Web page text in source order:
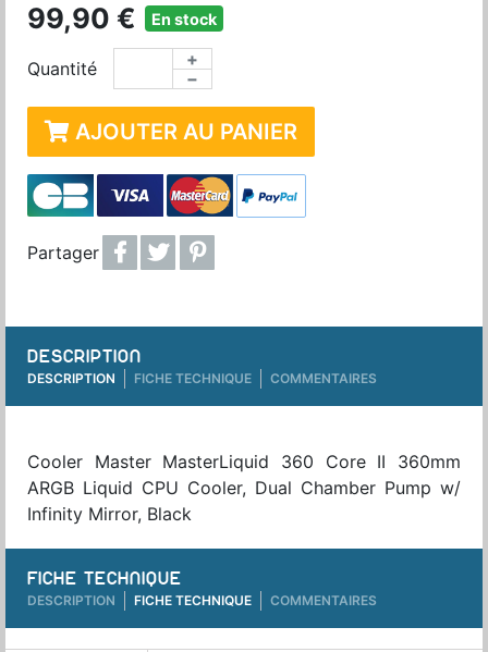
99,90 € En stock
Quantité −
+
AJOUTER AU PANIER
Partager
DESCRIPTION
DESCRIPTION FICHE TECHNIQUE COMMENTAIRES
Cooler Master MasterLiquid 360 Core II 360mm
ARGB Liquid CPU Cooler, Dual Chamber Pump w/
Infinity Mirror, Black
FICHE TECHNIQUE
DESCRIPTION FICHE TECHNIQUE COMMENTAIRES